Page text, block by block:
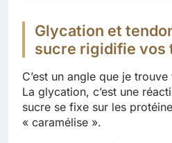
Glycation et
sucre rigidifie vos
C’est un angle que je
La glycation, c’est une
sucre se fixe sur les
« caramélise ».